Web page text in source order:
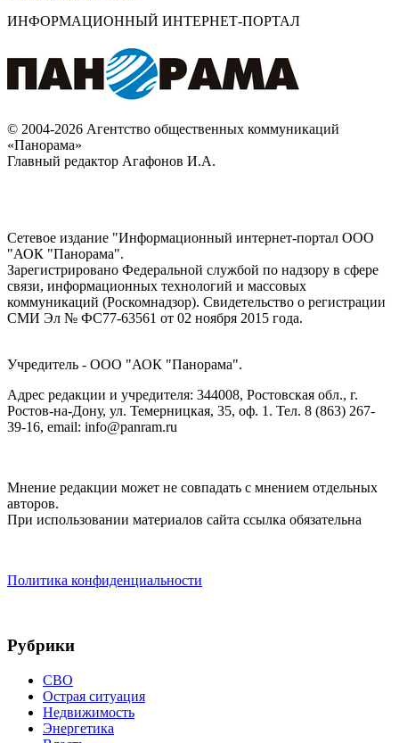
ИНФОРМАЦИОННЫЙ ИНТЕРНЕТ-ПОРТАЛ
© 2004-2026 Агентство общественных коммуникаций
«Панорама»
Главный редактор Агафонов И.А.
Сетевое издание "Информационный интернет-портал ООО
"АОК "Панорама".
Зарегистрировано Федеральной службой по надзору в сфере
связи, информационных технологий и массовых
коммуникаций (Роскомнадзор). Cвидетельство о регистрации
СМИ Эл № ФС77-63561 от 02 ноября 2015 года.
Учредитель - ООО "АОК "Панорама".
Адрес редакции и учредителя: 344008, Ростовская обл., г.
Ростов-на-Дону, ул. Темерницкая, 35, оф. 1. Тел. 8 (863) 267-
39-16, email: info@panram.ru
Мнение редакции может не совпадать с мнением отдельных
авторов.
При использовании материалов сайта ссылка обязательна
Политика конфиденциальности
Рубрики
СВО
Острая ситуация
Недвижимость
Энергетика